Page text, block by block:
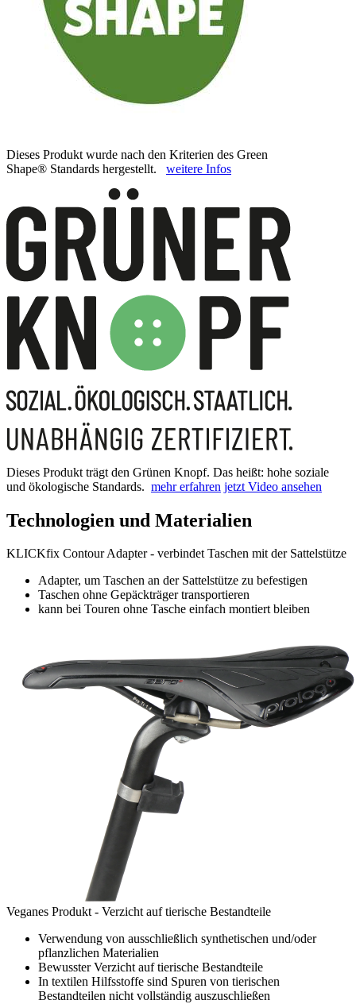
Dieses Produkt wurde nach den Kriterien des Green
Shape® Standards hergestellt. weitere Infos
Dieses Produkt trägt den Grünen Knopf. Das heißt: hohe soziale
und ökologische Standards. mehr erfahren jetzt Video ansehen
Technologien und Materialien
KLICKfix Contour Adapter - verbindet Taschen mit der Sattelstütze
Adapter, um Taschen an der Sattelstütze zu befestigen
Taschen ohne Gepäckträger transportieren
kann bei Touren ohne Tasche einfach montiert bleiben
Veganes Produkt - Verzicht auf tierische Bestandteile
Verwendung von ausschließlich synthetischen und/oder
pflanzlichen Materialien
Bewusster Verzicht auf tierische Bestandteile
In textilen Hilfsstoffe sind Spuren von tierischen
Bestandteilen nicht vollständig auszuschließen